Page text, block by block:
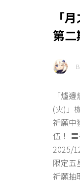
「
第二
「爐
(火)」
祈願中
伍！
2025/
限定五
祈願抽